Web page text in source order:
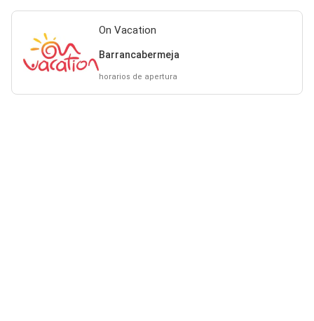
On Vacation
Barrancabermeja
horarios de apertura